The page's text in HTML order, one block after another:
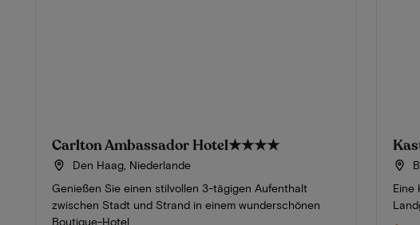
Carlton Ambassador Hotel★★★★
Den Haag, Niederlande
Genießen Sie einen stilvollen 3-tägigen Aufenthalt
zwischen Stadt und Strand in einem wunderschönen
Boutique-Hotel
Eine